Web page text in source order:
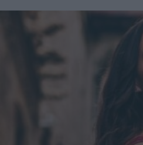
Plastic Surgeons - ora c'è il
artificiale e un cambiamento
po' meno sinuose [...] ora che le
strumento efficace per perdere
complessivo delle curve e della
momento giusto per affidarsi a
Levine suggerisce massima
ai miei pazienti che per ottenere
10-15 chili dopo la procedura,
essere ottimale". L'ideale,